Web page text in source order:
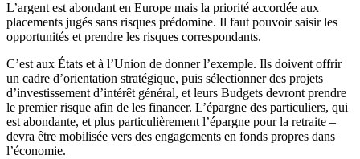
L’argent est abondant en Europe mais la priorité accordée aux
placements jugés sans risques prédomine. Il faut pouvoir saisir les
opportunités et prendre les risques correspondants.
C’est aux États et à l’Union de donner l’exemple. Ils doivent offrir
un cadre d’orientation stratégique, puis sélectionner des projets
d’investissement d’intérêt général, et leurs Budgets devront prendre
le premier risque afin de les financer. L’épargne des particuliers, qui
est abondante, et plus particulièrement l’épargne pour la retraite –
devra être mobilisée vers des engagements en fonds propres dans
l’économie.